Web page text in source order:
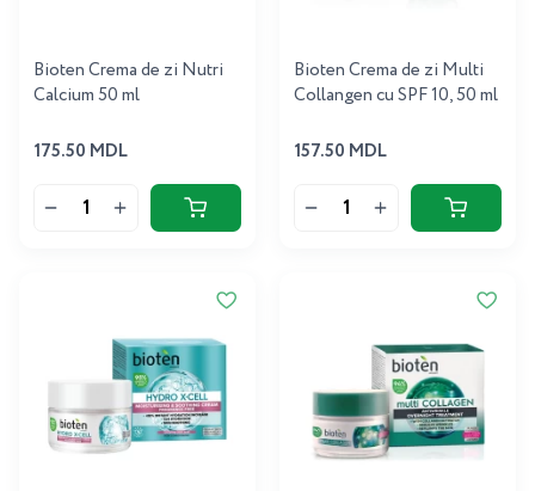
Bioten Crema de zi Nutri
Calcium 50 ml
175.50 MDL
Bioten Crema de zi Multi
Collangen cu SPF 10, 50 ml
157.50 MDL